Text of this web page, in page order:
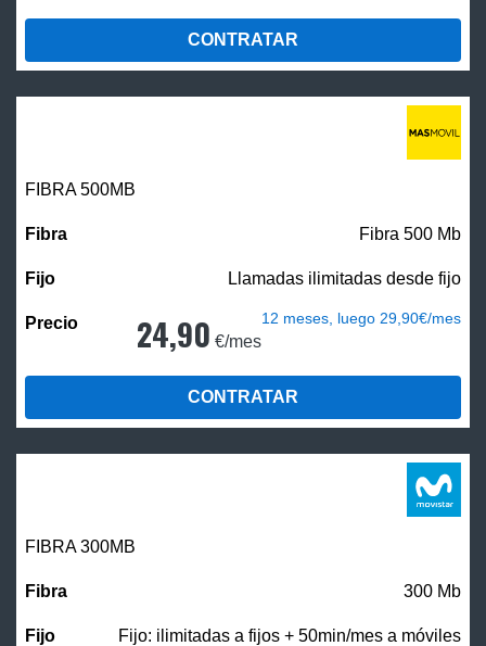
CONTRATAR
FIBRA500MB
Fibra 500 Mb
Llamadas ilimitadas desde fijo
24,90 €/mes
12 meses, luego 29,90€/mes
CONTRATAR
FIBRA 300MB
300 Mb
Fijo: ilimitadas a fijos + 50min/mes a móviles